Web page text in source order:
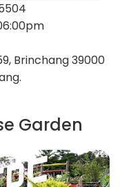
Brinchang 39000
Garden